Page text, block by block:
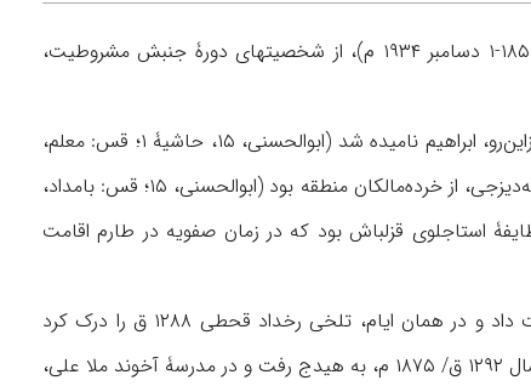
ابراهیم (۱۰ ذیحجۀ ۱۲۷۲-۲۳ شعبان ۱۳۵۳ ق/ ۲۱ مرداد ۱۲۳۵-۱۰ آذر ۱۳۱۳ ش/ ۱۲ اوت ۱۸۵۶-۱ دسامبر ۱۹۳۴ م)، از شخصیتهای دورۀ جنبش مشروطیت،
وی در روستای سُرخه‌دیزَج (از توابع زنجان)، حوالی شمال سلطانیه، در روز عید قربان به دنیا آمد؛ ازاین‌رو، ابراهیم نامیده شد (ابوالحسنی، ۱۵، حاشیۀ ۱؛ قس: معلم،
۶/ ۲۰۴۲، که تاریخ تولد وی را ۱۲۶۶ ق، و مشار، ۱/ ۵۹، ۱۲۷۳ ق آورده‌اند). پدرش، محمدهادی سرخه‌دیزجی، از خرده‌مالکان منطقه بود (ابوالحسنی‌، ۱۵؛ قس: بامداد،
استاجلوی قزلباش بود كه در زمان صفویه در طارم اقامت
آموخت. در ۱۶‌سالگی پدر خود را از دست داد و در همان ایام، تلخی رخداد قحطی ۱۲۸۸ ق را درک کرد
(همانجا). مدتی در اطراف طارم (روستای وَنونان و یوجی) به مکتب‌داری پرداخت؛ سپس در اوایل سال ۱۲۹۲ ق/ ۱۸۷۵ م، به هیدج رفت و در مدرسۀ آخوند ملا علی،